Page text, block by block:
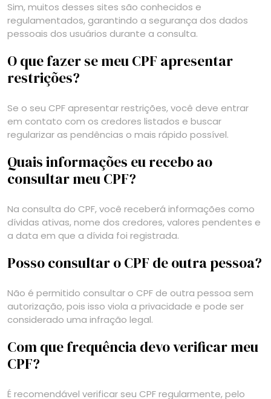
Sim, muitos desses sites são conhecidos e
regulamentados, garantindo a segurança dos dados
pessoais dos usuários durante a consulta.
O que fazer se meu CPF apresentar
restrições?
Se o seu CPF apresentar restrições, você deve entrar
em contato com os credores listados e buscar
regularizar as pendências o mais rápido possível.
Quais informações eu recebo ao
consultar meu CPF?
Na consulta do CPF, você receberá informações como
dívidas ativas, nome dos credores, valores pendentes e
a data em que a dívida foi registrada.
Posso consultar o CPF de outra pessoa?
Não é permitido consultar o CPF de outra pessoa sem
autorização, pois isso viola a privacidade e pode ser
considerado uma infração legal.
Com que frequência devo verificar meu
CPF?
É recomendável verificar seu CPF regularmente, pelo